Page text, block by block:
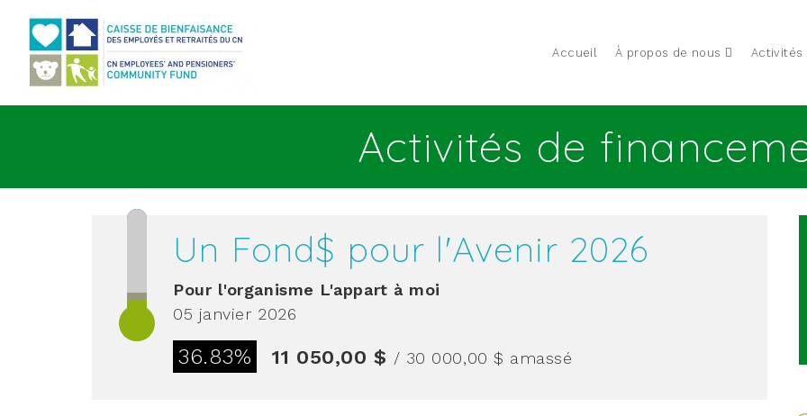
Accueil À propos de nous Activités
Activités de
Un Fond$ pour l'Avenir 2026
Pour l'organisme L'appart à moi
05 janvier 2026
36.83% 11 050,00 $ / 30 000,00 $ amassé